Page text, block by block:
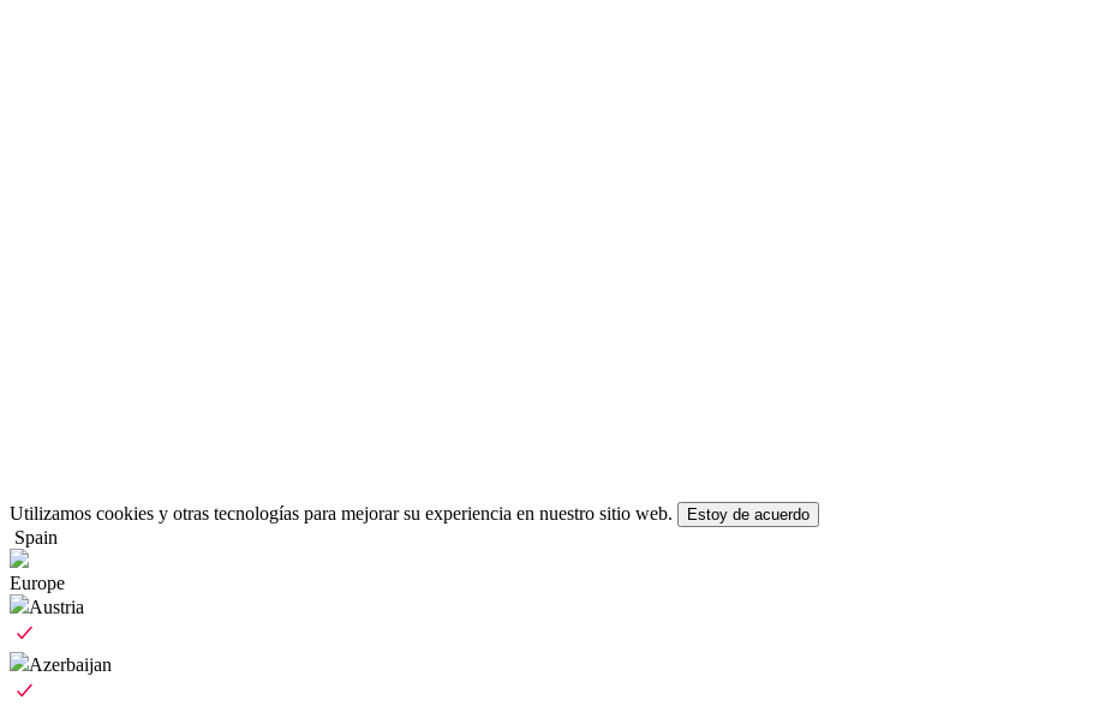
Utilizamos cookies y otras tecnologías para mejorar su experiencia en nuestro sitio web. Estoy de acuerdo
Spain
Europe
Austria
Azerbaijan